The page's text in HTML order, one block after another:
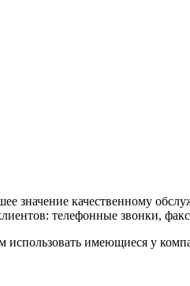
значение качественному
телефонные звонки,
имеющиеся у